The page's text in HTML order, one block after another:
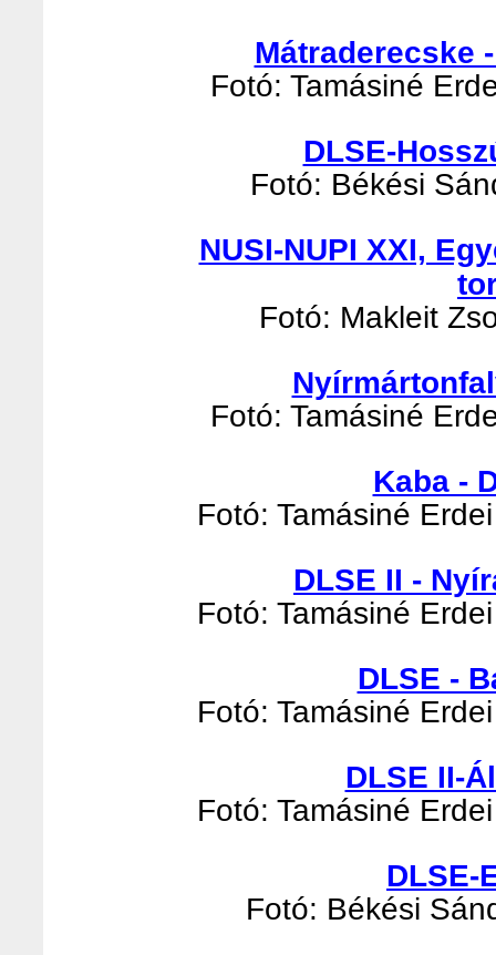
Mátraderecske
Fotó: Tamásiné
DLSE-
Fotó: Békési
NUSI-NUPI XXI,
Fotó: Makleit
Fotó: Tamásiné
Kaba -
Fotó: Tamásiné
DLSE II -
Fotó: Tamásiné
DLSE -
Fotó: Tamásiné
DLSE II-
Fotó: Tamásiné
DLSE-
Fotó: Békési